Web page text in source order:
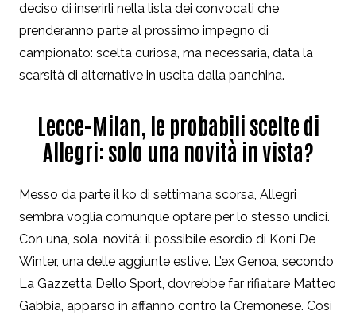
deciso di inserirli nella lista dei convocati che
prenderanno parte al prossimo impegno di
campionato: scelta curiosa, ma necessaria, data la
scarsità di alternative in uscita dalla panchina.
Lecce-Milan, le probabili scelte di
Allegri: solo una novità in vista?
Messo da parte il ko di settimana scorsa, Allegri
sembra voglia comunque optare per lo stesso undici.
Con una, sola, novità: il possibile esordio di Koni De
Winter, una delle aggiunte estive. L’ex Genoa, secondo
La Gazzetta Dello Sport, dovrebbe far rifiatare Matteo
Gabbia, apparso in affanno contro la Cremonese. Così